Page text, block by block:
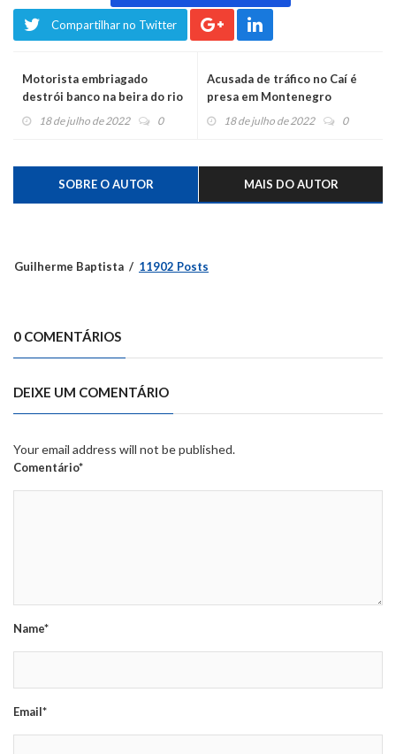
Compartilhar no Twitter
Motorista embriagado
destrói banco na beira do rio
18 de julho de 2022 0
Acusada de tráfico no Caí é
presa em Montenegro
18 de julho de 2022 0
SOBRE O AUTOR MAIS DO AUTOR
Guilherme Baptista 11902 Posts
0 COMENTÁRIOS
DEIXE UM COMENTÁRIO
Your email address will not be published.
Comentário*
Name*
Email*